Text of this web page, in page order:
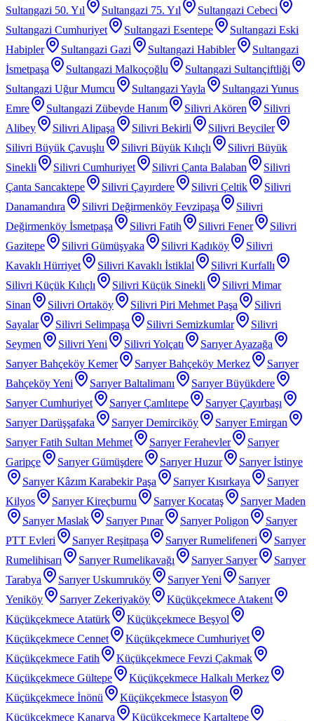
Sultangazi 50. Yıl
Sultangazi 75. Yıl
Sultangazi Cebeci
Sultangazi Cumhuriyet
Sultangazi Esentepe
Sultangazi Eski
Habipler
Sultangazi Gazi Sultangazi Habibler
Sultangazi
İsmetpaşa
Sultangazi Malkoçoğlu
Sultangazi Sultançiftliği
Sultangazi Uğur Mumcu
Sultangazi Yayla
Sultangazi Yunus
Emre
Sultangazi Zübeyde Hanım Silivri Akören
Silivri
Alibey
Silivri Alipaşa Silivri Bekirli
Silivri Beyciler
Silivri Büyük Çavuşlu
Silivri Büyük Kılıçlı
Silivri Büyük
Sinekli
Silivri Cumhuriyet Silivri Çanta Balaban
Silivri
Çanta Sancaktepe
Silivri Çayırdere Silivri Çeltik
Silivri
Danamandıra
Silivri Değirmenköy Fevzipaşa
Silivri
Değirmenköy İsmetpaşa
Silivri Fatih Silivri Fener
Silivri
Gazitepe
Silivri Gümüşyaka Silivri Kadıköy
Silivri
Kavaklı Hürriyet
Silivri Kavaklı İstiklal
Silivri Kurfallı
Silivri Küçük Kılıçlı
Silivri Küçük Sinekli
Silivri Mimar
Sinan
Silivri Ortaköy Silivri Piri Mehmet Paşa
Silivri
Sayalar
Silivri Selimpaşa Silivri Semizkumlar
Silivri
Seymen
Silivri Yeni Silivri Yolçatı
Sarıyer Ayazağa
Sarıyer Bahçeköy Kemer
Sarıyer Bahçeköy Merkez
Sarıyer
Bahçeköy Yeni
Sarıyer Baltalimanı
Sarıyer Büyükdere
Sarıyer Cumhuriyet
Sarıyer Çamlıtepe
Sarıyer Çayırbaşı
Sarıyer Darüşşafaka
Sarıyer Demirciköy
Sarıyer Emirgan
Sarıyer Fatih Sultan Mehmet
Sarıyer Ferahevler
Sarıyer
Garipçe
Sarıyer Gümüşdere Sarıyer Huzur
Sarıyer İstinye
Sarıyer Kâzım Karabekir Paşa
Sarıyer Kısırkaya
Sarıyer
Kilyos
Sarıyer Kireçburnu Sarıyer Kocataş
Sarıyer Maden
Sarıyer Maslak
Sarıyer Pınar Sarıyer Poligon
Sarıyer
PTT Evleri
Sarıyer Reşitpaşa Sarıyer Rumelifeneri
Sarıyer
Rumelihisarı
Sarıyer Rumelikavağı Sarıyer Sarıyer
Sarıyer
Tarabya
Sarıyer Uskumruköy Sarıyer Yeni
Sarıyer
Yeniköy
Sarıyer Zekeriyaköy
Küçükçekmece Atakent
Küçükçekmece Atatürk
Küçükçekmece Beşyol
Küçükçekmece Cennet
Küçükçekmece Cumhuriyet
Küçükçekmece Fatih
Küçükçekmece Fevzi Çakmak
Küçükçekmece Gültepe
Küçükçekmece Halkalı Merkez
Küçükçekmece İnönü
Küçükçekmece İstasyon
Küçükçekmece Kanarya
Küçükçekmece Kartaltepe